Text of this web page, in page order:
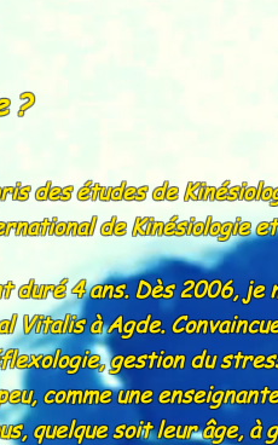
?
des études de
de Kinésiologie
duré 4 ans. Dès 2006, je
Vitalis à Agde.
gestion du
comme une
quelque soit leur âge,